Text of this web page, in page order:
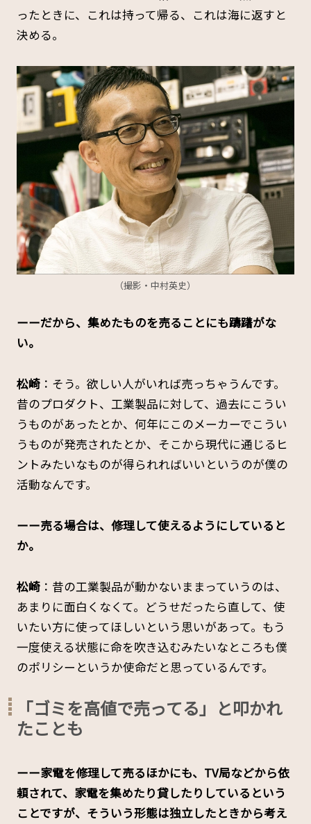
ったときに、これは持って帰る、これは海に返すと
決める。
（撮影・中村英史）
ーーだから、集めたものを売ることにも躊躇がな
い。
松崎：そう。欲しい人がいれば売っちゃうんです。
昔のプロダクト、工業製品に対して、過去にこうい
うものがあったとか、何年にこのメーカーでこうい
うものが発売されたとか、そこから現代に通じるヒ
ントみたいなものが得られればいいというのが僕の
活動なんです。
ーー売る場合は、修理して使えるようにしていると
か。
松崎：昔の工業製品が動かないままっていうのは、
あまりに面白くなくて。どうせだったら直して、使
いたい方に使ってほしいという思いがあって。もう
一度使える状態に命を吹き込むみたいなところも僕
のポリシーというか使命だと思っているんです。
「ゴミを高値で売ってる」と叩かれ
たことも
ーー家電を修理して売るほかにも、TV局などから依
頼されて、家電を集めたり貸したりしているという
ことですが、そういう形態は独立したときから考え